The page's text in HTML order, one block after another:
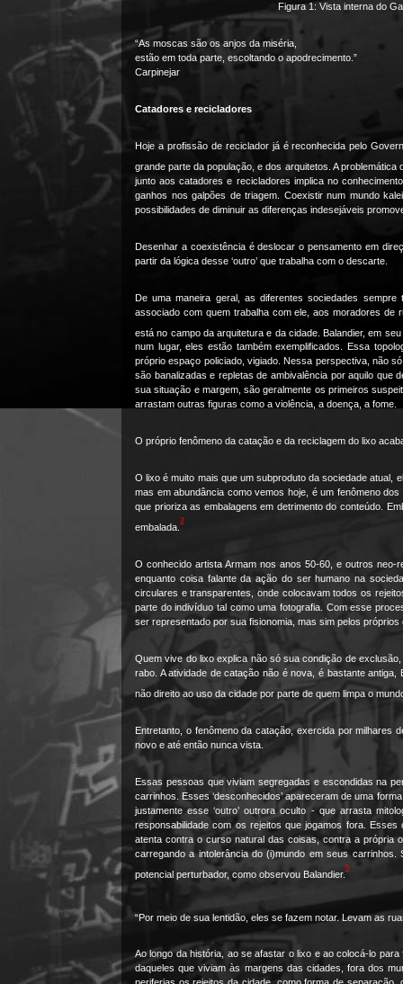
Figura 1: Vista interna do
“As moscas são os anjos da miséria,
estão em toda parte, escoltando o apodrecimento.”
Carpinejar
Catadores e recicladores
Hoje a profissão de reciclador já é reconhecida pelo
grande parte da população, e dos arquitetos. A
junto aos catadores e recicladores implica no
ganhos nos galpões de triagem. Coexistir num mundo
possibilidades de diminuir as diferenças indesejáveis
Desenhar a coexistência é deslocar o pensamento em
partir da lógica desse ‘outro’ que trabalha com o descarte.
De uma maneira geral, as diferentes sociedades
associado com quem trabalha com ele, aos moradores
está no campo da arquitetura e da cidade. Balandier, em
num lugar, eles estão também exemplificados. Essa
próprio espaço policiado, vigiado. Nessa perspectiva, não
são banalizadas e repletas de ambivalência por aquilo que
sua situação e margem, são geralmente os primeiros
arrastam outras figuras como a violência, a doença, a fome.
O próprio fenômeno da catação e da reciclagem do lixo
O lixo é muito mais que um subproduto da sociedade atual,
mas em abundância como vemos hoje, é um fenômeno
que prioriza as embalagens em detrimento do conteúdo.
embalada.
3
O conhecido artista Armam nos anos 50-60, e outros neo-
enquanto coisa falante da ação do ser humano na
circulares e transparentes, onde colocavam todos os
parte do indivíduo tal como uma fotografia. Com esse
ser representado por sua fisionomia, mas sim pelos
Quem vive do lixo explica não só sua condição de
rabo. A atividade de catação não é nova, é bastante
não direito ao uso da cidade por parte de quem limpa o
Entretanto, o fenômeno da catação,exercida por milhares
novo e até então nunca vista.
Essas pessoas que viviam segregadas e escondidas na
carrinhos. Esses ‘desconhecidos’ apareceram de uma
justamente esse ‘outro’ outrora oculto - que arrasta
responsabilidade com os rejeitos que jogamos fora.
atenta contra o curso natural das coisas, contra a própria
carregando a intolerância do (i)mundo em seus
potencial perturbador, como observou Balandier.
5
“Por meio de sua lentidão, eles se fazem notar. Levam as
Ao longo da história, ao se afastar o lixo e ao colocá-lo
daqueles que viviam às margens das cidades, fora dos